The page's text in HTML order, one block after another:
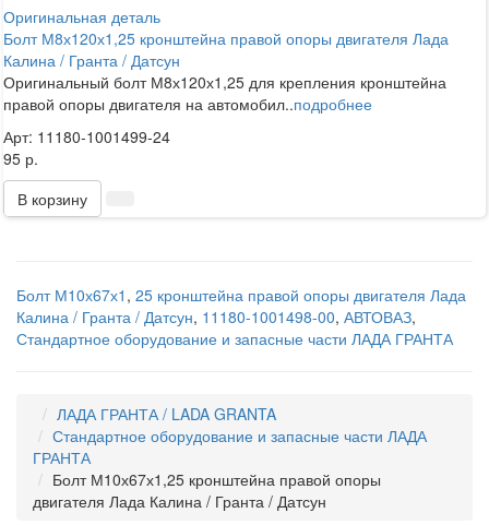
Оригинальная деталь
Болт М8х120х1,25 кронштейна правой опоры двигателя Лада
Калина / Гранта / Датсун
Оригинальный болт М8х120х1,25 для крепления кронштейна
правой опоры двигателя на автомобил..подробнее
Арт: 11180-1001499-24
95 р.
В корзину
Болт М10х67х1 , 25 кронштейна правой опоры двигателя Лада
Калина / Гранта / Датсун, 11180-1001498-00, АВТОВАЗ,
Стандартное оборудование и запасные части ЛАДА ГРАНТА
ЛАДА ГРАНТА / LADA GRANTA
Стандартное оборудование и запасные части ЛАДА
ГРАНТА
Болт М10х67х1,25 кронштейна правой опоры
двигателя Лада Калина / Гранта / Датсун